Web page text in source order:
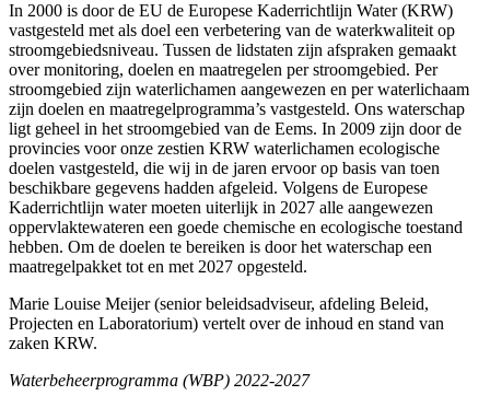
In 2000 is door de EU de Europese Kaderrichtlijn Water (KRW)
vastgesteld met als doel een verbetering van de waterkwaliteit op
stroomgebiedsniveau. Tussen de lidstaten zijn afspraken gemaakt
over monitoring, doelen en maatregelen per stroomgebied. Per
stroomgebied zijn waterlichamen aangewezen en per waterlichaam
zijn doelen en maatregelprogramma’s vastgesteld. Ons waterschap
ligt geheel in het stroomgebied van de Eems. In 2009 zijn door de
provincies voor onze zestien KRW waterlichamen ecologische
doelen vastgesteld, die wij in de jaren ervoor op basis van toen
beschikbare gegevens hadden afgeleid. Volgens de Europese
Kaderrichtlijn water moeten uiterlijk in 2027 alle aangewezen
oppervlaktewateren een goede chemische en ecologische toestand
hebben. Om de doelen te bereiken is door het waterschap een
maatregelpakket tot en met 2027 opgesteld.
Marie Louise Meijer (senior beleidsadviseur, afdeling Beleid,
Projecten en Laboratorium) vertelt over de inhoud en stand van
zaken KRW.
Waterbeheerprogramma (WBP) 2022-2027